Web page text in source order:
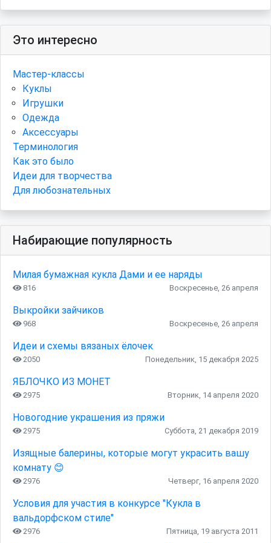
Это интересно
Мастер-классы
Куклы
Игрушки
Одежда
Аксессуары
Терминология
Как это было
Идеи для творчества
Для любознательных
Набирающие популярность
Милая бумажная кукла Дами и ее наряды
816 Воскресенье, 26 апреля
Выкройки зайчиков
968 Воскресенье, 26 апреля
Идеи и схемы вязаных ёлочек
2050 Понедельник, 15 декабря 2025
ЯБЛОЧКО ИЗ МОНЕТ
2975 Вторник, 14 апреля 2020
Новогодние украшения из пряжи
2975 Суббота, 21 декабря 2019
Изящные балерины, которые могут украсить вашу
комнату 😊
2976 Четверг, 16 апреля 2020
Условия для участия в конкурсе "Кукла в
вальдорфском стиле"
2976 Пятница, 19 августа 2011